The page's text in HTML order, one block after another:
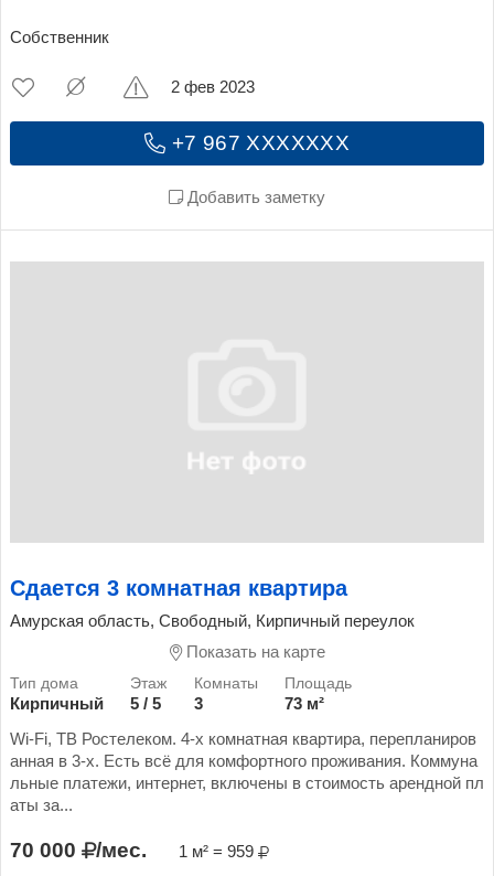
Собственник
+7 967 XXXXXXX
Добавить заметку
2 фев 2023
Сдается 3 комнатная квартира
Амурская область, Свободный, Кирпичный переулок
Показать на карте
Кирпичный 5 / 5 3
73 м²
Wi-Fi, ТВ Ростелеком. 4-х комнатная квартира, перепланиров
анная в 3-х. Есть всё для комфортного проживания. Коммуна
льные платежи, интернет, включены в стоимость арендной пл
аты за...
70 000 /мес. 1 м² = 959